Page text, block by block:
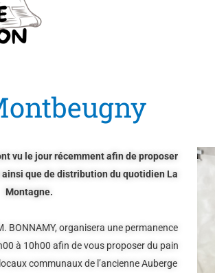
vu le jour récemment afin de proposer
que de distribution du quotidien La
Montagne.
BONNAMY, organisera une permanence
à 10h00 afin de vous proposer du pain
communaux de l’ancienne Auberge